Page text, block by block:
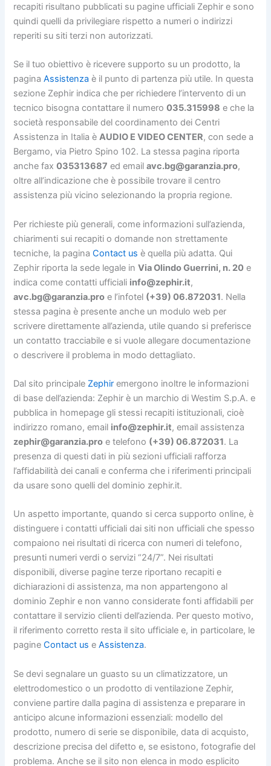
recapiti risultano pubblicati su pagine ufficiali Zephir e sono
quindi quelli da privilegiare rispetto a numeri o indirizzi
reperiti su siti terzi non autorizzati.
Se il tuo obiettivo è ricevere supporto su un prodotto, la
paginaAssistenza è il punto di partenza più utile. In questa
sezione Zephir indica che per richiedere l’intervento di un
tecnico bisogna contattare il numero035.315998 e che la
società responsabile del coordinamento dei Centri
Assistenza in Italia èAUDIO E VIDEO CENTER, con sede a
Bergamo, via Pietro Spino 102. La stessa pagina riporta
anche fax035313687 ed emailavc.bg@garanzia.pro,
oltre all’indicazione che è possibile trovare il centro
assistenza più vicino selezionando la propria regione.
Per richieste più generali, come informazioni sull’azienda,
chiarimenti sui recapiti o domande non strettamente
tecniche, la paginaContact us è quella più adatta. Qui
Zephir riporta la sede legale inVia Olindo Guerrini, n. 20 e
indica come contatti ufficiali info@zephir.it,
avc.bg@garanzia.pro e l’infotel (+39) 06.872031. Nella
stessa pagina è presente anche un modulo web per
scrivere direttamente all’azienda, utile quando si preferisce
un contatto tracciabile e si vuole allegare documentazione
o descrivere il problema in modo dettagliato.
Dal sito principale Zephir emergono inoltre le informazioni
di base dell’azienda: Zephir è un marchio di Westim S.p.A. e
pubblica in homepage gli stessi recapiti istituzionali, cioè
indirizzo romano, email info@zephir.it, email assistenza
zephir@garanzia.pro e telefono (+39) 06.872031. La
presenza di questi dati in più sezioni ufficiali rafforza
l’affidabilità dei canali e conferma che i riferimenti principali
da usare sono quelli del dominio zephir.it.
Un aspetto importante, quando si cerca supporto online, è
distinguere i contatti ufficiali dai siti non ufficiali che spesso
compaiono nei risultati di ricerca con numeri di telefono,
presunti numeri verdi o servizi “24/7”. Nei risultati
disponibili, diverse pagine terze riportano recapiti e
dichiarazioni di assistenza, ma non appartengono al
dominio Zephir e non vanno considerate fonti affidabili per
contattare il servizio clienti dell’azienda. Per questo motivo,
il riferimento corretto resta il sito ufficiale e, in particolare, le
pagineContact us eAssistenza.
Se devi segnalare un guasto su un climatizzatore, un
elettrodomestico o un prodotto di ventilazione Zephir,
conviene partire dalla pagina di assistenza e preparare in
anticipo alcune informazioni essenziali: modello del
prodotto, numero di serie se disponibile, data di acquisto,
descrizione precisa del difetto e, se esistono, fotografie del
problema. Anche se il sito non elenca in modo esplicito